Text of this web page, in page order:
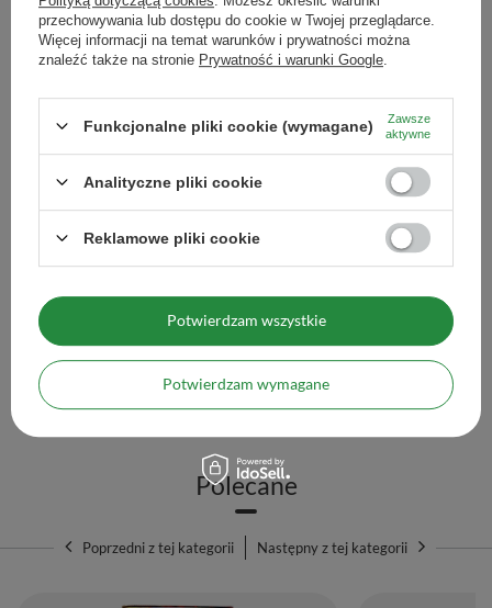
PROMOCJA
(33,58 zł / kg)
Najniższa cena z 30 dni przed obniżką:
Ilość produktów
PROMOCJA
Selecta Eucalipto Y
Najniższa cena z 30
Ilość produktów
Polecane
Poprzedni z tej kategorii Następny z tej kategorii
przechowywania lub dostępu do cookie w Twojej przeglądarce.
Więcej informacji na temat warunków i prywatności można
znaleźć także na stronie Prywatność i warunki Google
Funkcjonalne pliki cookie (wymagane)
Zawsze
aktywne
Analityczne pliki cookie
Reklamowe pliki cookie
Potwierdzam wymagane
Potwierdzam wszystkie